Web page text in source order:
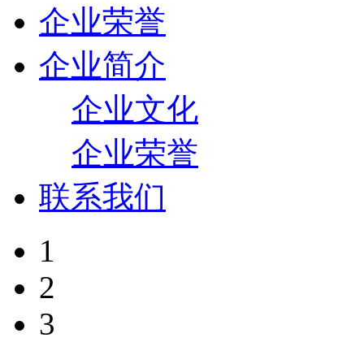
企业荣誉
企业简介
企业文化
企业荣誉
联系我们
1
2
3